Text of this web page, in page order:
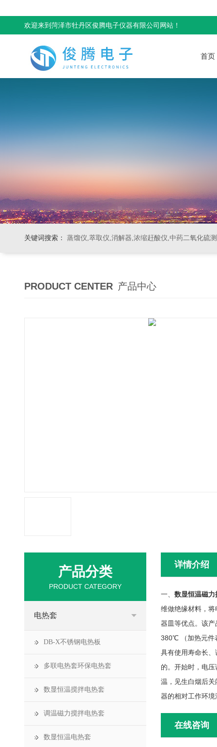
欢迎来到菏泽市牡丹区俊腾电子仪器有限公司网站！
首页
关键词搜索： 蒸馏仪,萃取仪,消解器,浓缩赶酸仪,中药二氧化硫
PRODUCT CENTER 产品中心
详情介绍
一、 数显恒温磁
维做绝缘材料，
器皿等优点。该
380℃ （加热元件
具有使用寿命长
的。开始时，电
温，见生白烟后
器的相对工作环
在线咨询
产品分类
PRODUCT CATEGORY
电热套
DB-X不锈钢电热板
多联电热套环保电热套
数显恒温搅拌电热套
调温磁力搅拌电热套
数显恒温电热套